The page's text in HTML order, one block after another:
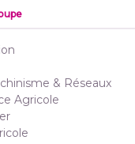
& Réseaux
Agricole